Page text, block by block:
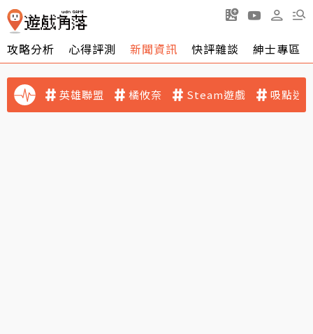
攻略分析 心得評測 新聞資訊 快評雜談 紳士專區
英雄聯盟 橘攸奈 Steam遊戲 吸點迷